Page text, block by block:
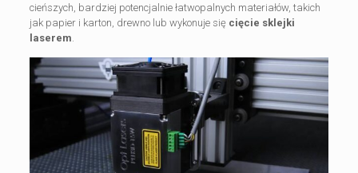
cieńszych, bardziej potencjalnie łatwopalnych materiałów, takich
jak papier i karton, drewno lub wykonuje się cięcie sklejki
laserem.